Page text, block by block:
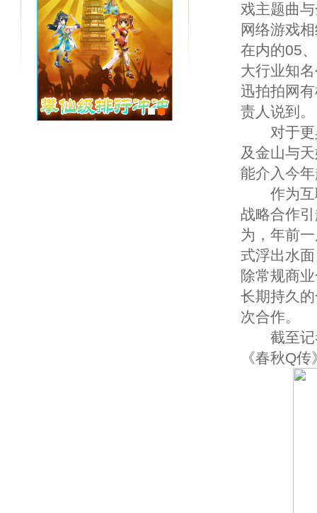
戏主题曲
网络游戏
在内的05
大行业知
迅拍拍网
责人说到。
对于更具
及金山与
能介入今
作为互联
战略合作
为，年前
式浮出水
除常规商
长期持久
次合作。
截至记者
《春秋Q